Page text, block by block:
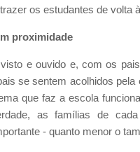
os estudantes de volta
proximidade
e ouvido e, com os
se sentem acolhidos
que faz a escola
as famílias de
- quanto menor o